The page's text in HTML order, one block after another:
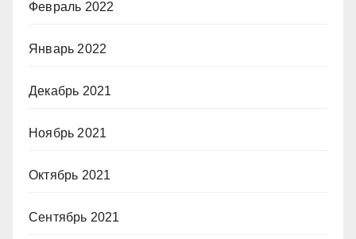
Февраль 2022
Январь 2022
Декабрь 2021
Ноябрь 2021
Октябрь 2021
Сентябрь 2021